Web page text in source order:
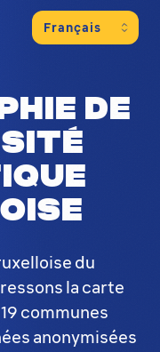
de
du
la carte
communes
anonymisées